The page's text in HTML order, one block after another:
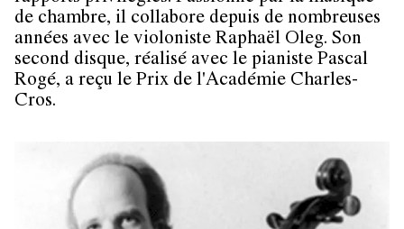
de chambre, il collabore depuis de nombreuses
années avec le violoniste Raphaël Oleg. Son
second disque, réalisé avec le pianiste Pascal
Rogé, a reçu le Prix de l'Académie Charles-
Cros.